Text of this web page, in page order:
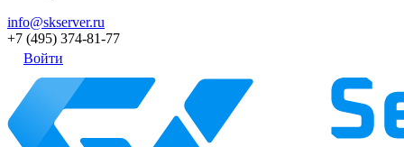
info@skserver.ru
+7 (495) 374-81-77
Войти